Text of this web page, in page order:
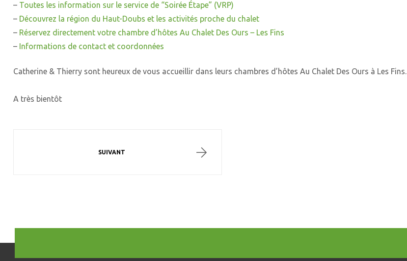
– Toutes les information sur le service de “Soirée Étape” (VRP)
– Découvrez la région du Haut-Doubs et les activités proche du chalet
– Réservez directement votre chambre d’hôtes Au Chalet Des Ours – Les Fins
– Informations de contact et coordonnées
Catherine & Thierry sont heureux de vous accueillir dans leurs chambres d’hôtes Au Chalet Des Ours à Les Fins.
A très bientôt
SUIVANT